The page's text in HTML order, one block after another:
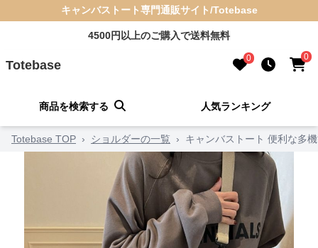
キャンバストート専門通販サイト/Totebase
4500円以上のご購入で送料無料
Totebase 0 0
商品を検索する 人気ランキング
Totebase TOP › ショルダーの一覧 › キャンバストート 便利な多